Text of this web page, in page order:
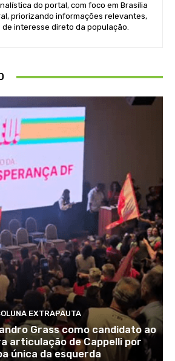
do portal, com foco em Brasília
priorizando informações relevantes,
interesse direto da população.
EXTRAPAUTA
Grass como candidato ao
articulação de Cappelli por
única da esquerda